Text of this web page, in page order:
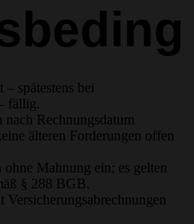
spätestens bei
fällig.
Rechnungsdatum
älteren Forderungen offen
Mahnung ein; es gelten
§ 288 BGB.